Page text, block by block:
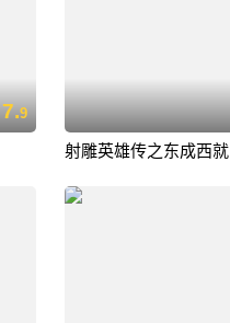
7.9
射雕英雄传之东成西就